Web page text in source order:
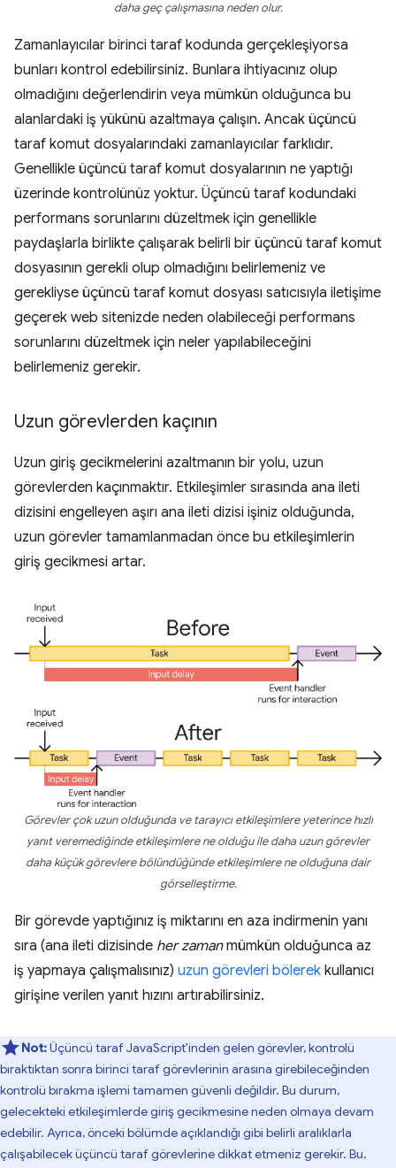
daha geç çalışmasına neden olur.
Zamanlayıcılar birinci taraf kodunda gerçekleşiyorsa
bunları kontrol edebilirsiniz. Bunlara ihtiyacınız olup
olmadığını değerlendirin veya mümkün olduğunca bu
alanlardaki iş yükünü azaltmaya çalışın. Ancak üçüncü
taraf komut dosyalarındaki zamanlayıcılar farklıdır.
Genellikle üçüncü taraf komut dosyalarının ne yaptığı
üzerinde kontrolünüz yoktur. Üçüncü taraf kodundaki
performans sorunlarını düzeltmek için genellikle
paydaşlarla birlikte çalışarak belirli bir üçüncü taraf komut
dosyasının gerekli olup olmadığını belirlemeniz ve
gerekliyse üçüncü taraf komut dosyası satıcısıyla iletişime
geçerek web sitenizde neden olabileceği performans
sorunlarını düzeltmek için neler yapılabileceğini
belirlemeniz gerekir.
Uzun görevlerden kaçının
Uzun giriş gecikmelerini azaltmanın bir yolu, uzun
görevlerden kaçınmaktır. Etkileşimler sırasında ana ileti
dizisini engelleyen aşırı ana ileti dizisi işiniz olduğunda,
uzun görevler tamamlanmadan önce bu etkileşimlerin
giriş gecikmesi artar.
Görevler çok uzun olduğunda ve tarayıcı etkileşimlere yeterince hızlı
yanıt veremediğinde etkileşimlere ne olduğu ile daha uzun görevler
daha küçük görevlere bölündüğünde etkileşimlere ne olduğuna dair
görselleştirme.
Bir görevde yaptığınız iş miktarını en aza indirmenin yanı
sıra (ana ileti dizisinde her zamanmümkün olduğunca az
iş yapmaya çalışmalısınız) uzun görevleri bölerek kullanıcı
girişine verilen yanıt hızını artırabilirsiniz.
Not:Üçüncü taraf JavaScript'inden gelen görevler, kontrolü
bıraktıktan sonra birinci taraf görevlerinin arasına girebileceğinden
kontrolü bırakma işlemi tamamen güvenli değildir. Bu durum,
gelecekteki etkileşimlerde giriş gecikmesine neden olmaya devam
edebilir. Ayrıca, önceki bölümde açıklandığı gibi belirli aralıklarla
çalışabilecek üçüncü taraf görevlerine dikkat etmeniz gerekir. Bu,